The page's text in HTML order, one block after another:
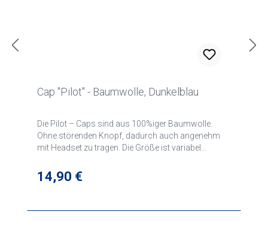
Cap "Pilot" - Baumwolle, Dunkelblau
Die Pilot – Caps sind aus 100%iger Baumwolle.
Ohne störenden Knopf, dadurch auch angenehm
mit Headset zu tragen. Die Größe ist variabel
Sicherheitsfeature sind die Kappen mit
reflektierender Umrandung ausgestattet.
Regulärer Preis:
14,90 €